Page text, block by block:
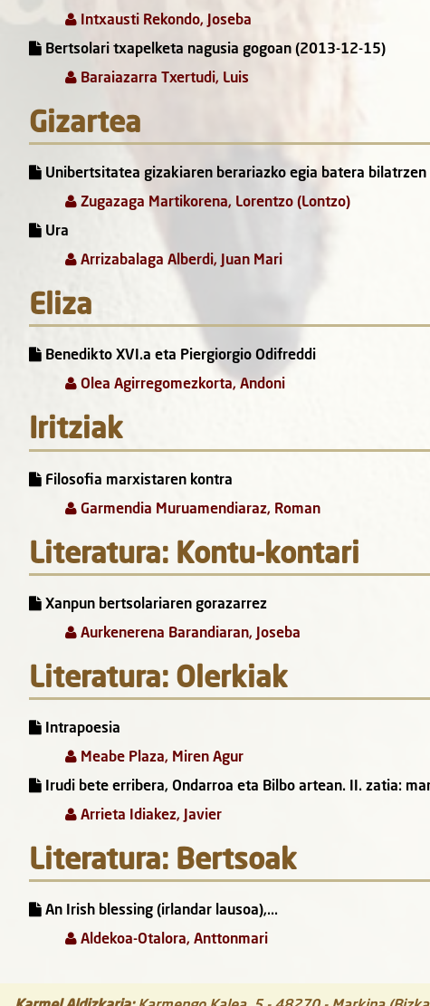
Intxausti Rekondo, Joseba
Bertsolari txapelketa nagusia gogoan (2013-12-15)
Baraiazarra Txertudi, Luis
Gizartea
Unibertsitatea gizakiaren berariazko egia batera bilatrzen
Zugazaga Martikorena, Lorentzo (Lontzo)
Ura
Arrizabalaga Alberdi, Juan Mari
Eliza
Benedikto XVI.a eta Piergiorgio Odifreddi
Olea Agirregomezkorta, Andoni
Iritziak
Filosofia marxistaren kontra
Garmendia Muruamendiaraz, Roman
Literatura: Kontu-kontari
Xanpun bertsolariaren gorazarrez
Aurkenerena Barandiaran, Joseba
Literatura: Olerkiak
Intrapoesia
Meabe Plaza, Miren Agur
Irudi bete erribera, Ondarroa eta Bilbo artean. II. zatia:
Arrieta Idiakez, Javier
Literatura: Bertsoak
An Irish blessing (irlandar lausoa),...
Aldekoa-Otalora, Anttonmari